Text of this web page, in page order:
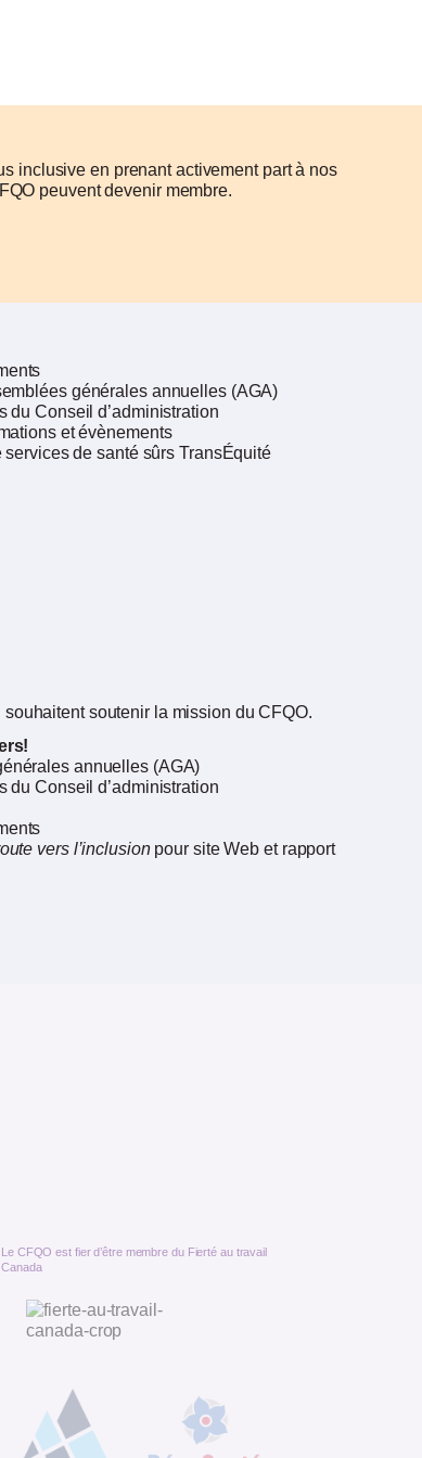
inclusive en prenant activement part à nos
peuvent devenir membre.
générales annuelles (AGA)
du Conseil d’administration
et évènements
de santé sûrs TransÉquité
soutenir la mission du CFQO.
annuelles (AGA)
du Conseil d’administration
vers l’inclusionpour site Web et rapport
Le CFQO est fier d’être membre du Fierté au travail
Canada